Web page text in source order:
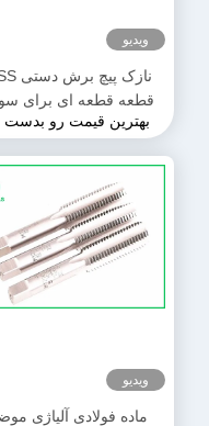
ویدیو
قطعه قطعه ای برای
سوراخ
بهترین قیمت رو بدست
ویدیو
ماده فولادی آلیاژی